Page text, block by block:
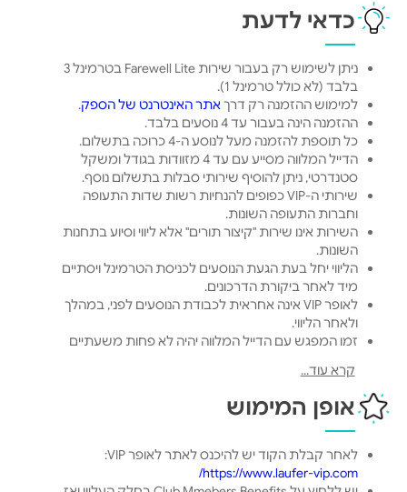
כדאי לדעת
ניתן לשימוש רק בעבור שירות Farewell Lite בטרמינל 3
בלבד (לא כולל טרמינל 1).
למימוש ההזמנה רק דרךאתר האינטרנט של הספק.
ההזמנה הינה בעבור עד 4 נוסעים בלבד.
כל תוספת להזמנה מעל לנוסע ה-4 כרוכה בתשלום.
הדייל המלווה מסייע עם עד 4 מזוודות בגודל ומשקל
סטנדרטי, ניתן להוסיף שירותי סבלות בתשלום נוסף.
שירותי ה-VIP כפופים להנחיות רשות שדות התעופה
וחברות התעופה השונות.
השירות אינו שירות "קיצור תורים" אלא ליווי וסיוע בתחנות
השונות.
הליווי יחל בעת הגעת הנוסעים לכניסת הטרמינל ויסתיים
מיד לאחר ביקורת הדרכונים.
לאופר VIP אינה אחראית לכבודת הנוסעים לפני, במהלך
ולאחר הליווי.
זמן המפגש עם הדייל המלווה יהיה לא פחות משעתיים
משעתיים לפני שעת ההמראה, העלייה למטוס תהיה
השירות.
מימוש ההטבה פחות מ-72 שעות לפני הטיסה יש לוודא
זמינות של השירות טלפונית / במייל או בוואטסאפ שלנו.
קרא עוד...
אופן המימוש
לאחר קבלת הקוד יש להיכנס לאתר לאופר VIP:
https://www.laufer-vip.com
/